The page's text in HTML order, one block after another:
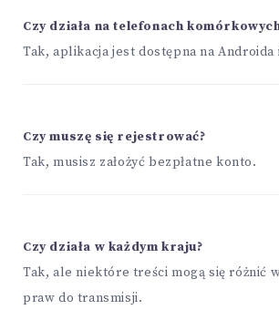
Czy działa na telefonach
Tak, aplikacja jest dostępna na Androida
Czy muszę się rejestrować?
Tak, musisz założyć bezpłatne konto.
Czy działa w każdym kraju?
Tak, ale niektóre treści mogą się różnić
praw do transmisji.